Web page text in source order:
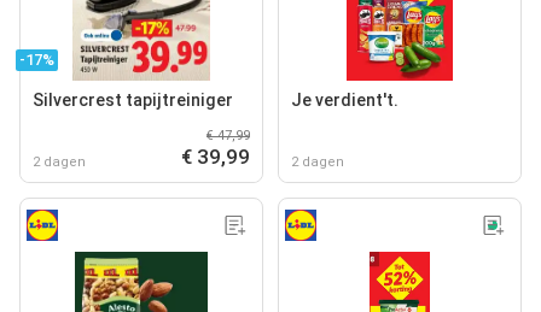
-17%
Silvercrest tapijtreiniger
2 dagen
€ 47,99
€ 39,99
Je verdient't.
2 dagen